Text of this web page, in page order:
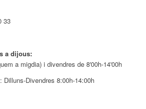
33
a dijous:
a migdia) i divendres de 8'00h-14'00h
Dilluns-Divendres 8:00h-14:00h